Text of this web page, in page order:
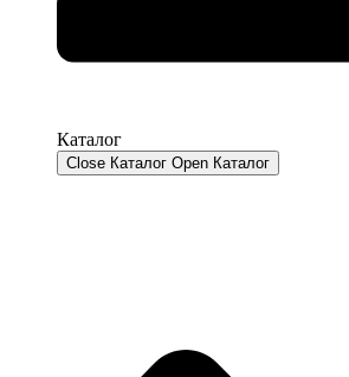
Каталог
Close Каталог Open Каталог